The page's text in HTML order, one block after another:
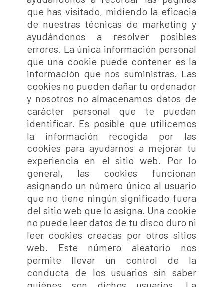
que has visitado, midiendo la eficacia
de nuestras técnicas de marketing y
ayudándonos a resolver posibles
errores. La única información personal
que una cookie puede contener es la
información que nos suministras. Las
cookies no pueden dañar tu ordenador
y nosotros no almacenamos datos de
carácter personal que te puedan
identificar. Es posible que utilicemos
la información recogida por las
cookies para ayudarnos a mejorar tu
experiencia en el sitio web. Por lo
general, las cookies funcionan
asignando un número único al usuario
que no tiene ningún significado fuera
del sitio web que lo asigna. Una cookie
no puede leer datos de tu disco duro ni
leer cookies creadas por otros sitios
web. Este número aleatorio nos
permite llevar un control de la
conducta de los usuarios sin saber
quiénes son dichos usuarios. La